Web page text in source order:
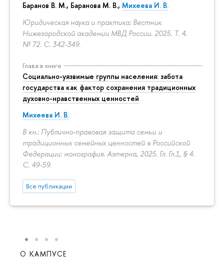
Баранов В. М., Баранова М. В., Михеева И. В.
Юридическая наука и практика: Вестник
Нижегородской академии МВД России. 2025. Т. 4.
№ 72. С. 342-349.
Глава в книге
Социально-уязвимые группы населения: забота
государства как фактор сохранения традиционных
духовно-нравственных ценностей
Михеева И. В.
В кн.: Публично-правовая защита семьи и
традиционных семейных ценностей в Российской
Федерации: монография. Аэтерна, 2025. Гл. Гл.1, § 4.
С. 49-59.
Все публикации
О КАМПУСЕ